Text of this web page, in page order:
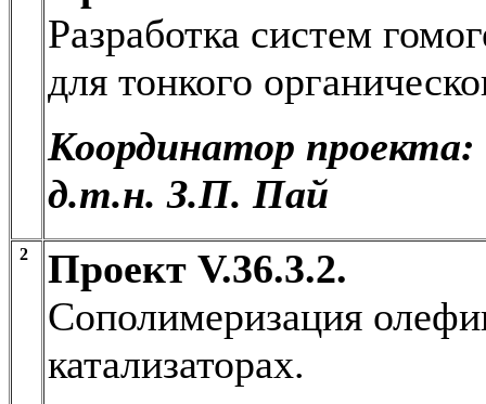
Разработка систем
для тонкого
Координатор проекта:
д.т.н. З.П. Пай
2
Проект V.36.3.2.
Сополимеризация
катализаторах.